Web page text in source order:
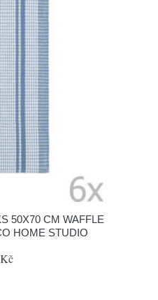
50X70 CM WAFFLE
HOME STUDIO